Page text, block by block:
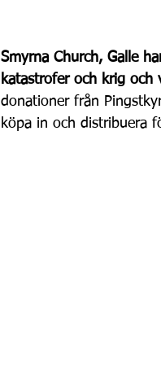
Smyrna Church, Galle
katastrofer och krig
donationer från
köpa in och distribuera